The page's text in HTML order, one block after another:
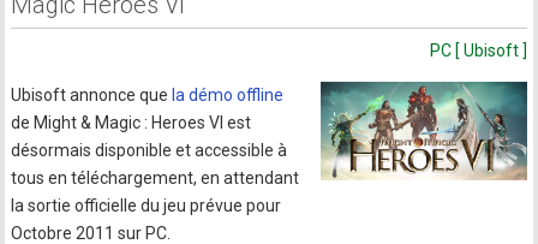
PC [ Ubisoft ]
Ubisoft annonce que la démo offline
de Might & Magic : Heroes VI est
désormais disponible et accessible à
tous en téléchargement, en attendant
la sortie officielle du jeu prévue pour
Octobre 2011 sur PC.